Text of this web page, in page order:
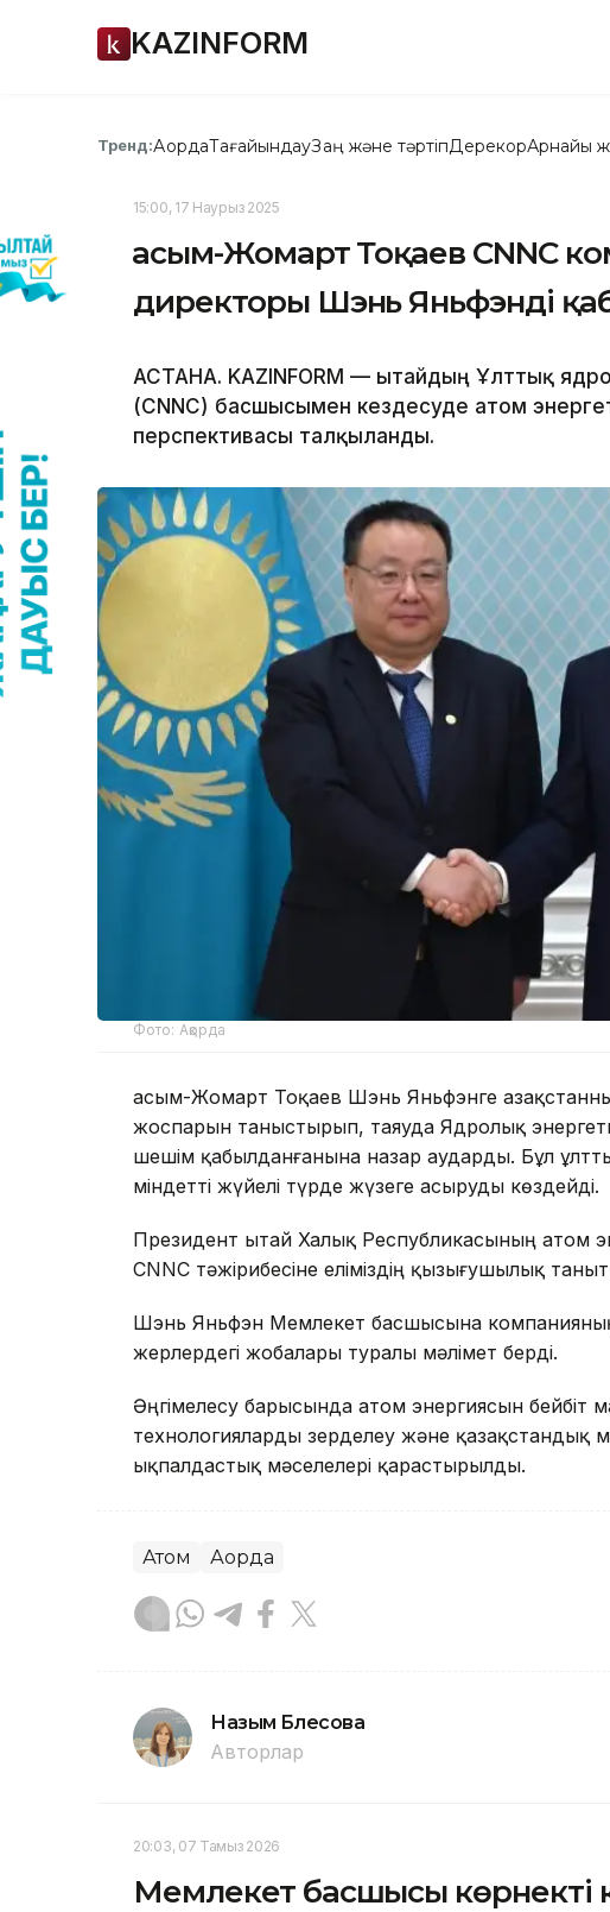
KAZINFORM
Тренд:АқордаТағайындауЗаң және тәртіпДерекқорАрнайы
15:00, 17 Наурыз 2025
Қасым-Жомарт Тоқаев СNNC
директоры Шэнь Яньфэнді
АСТАНА. KAZINFORM — Қытайдың Ұлттық
(СNNC) басшысымен кездесуде атом
перспективасы талқыланды.
Фото: Ақорда
Қасым-Жомарт Тоқаев Шэнь Яньфэнге
жоспарын таныстырып, таяуда Ядролық
шешім қабылданғанына назар аударды. Бұл
міндетті жүйелі түрде жүзеге асыруды көздейді.
Президент Қытай Халық Республикасының атом
CNNC тәжірибесіне еліміздің қызығушылық
Шэнь Яньфэн Мемлекет басшысына
жерлердегі жобалары туралы мәлімет берді.
Әңгімелесу барысында атом энергиясын бейбіт
технологияларды зерделеу және
ықпалдастық мәселелері қарастырылды.
Атом Ақорда
Назым Бөлесова
Авторлар
20:03, 07 Тамыз 2026
Мемлекет басшысы